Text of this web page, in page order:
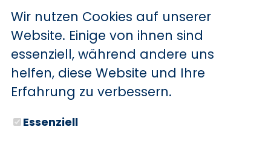
Anodised
Innenausstattung: Interieur Ebony
Instrumentenanzeige TFT-Farbdisplay (12
Zoll)
Karosserie: 5-türig
Kindersicherung elektrisch
Kopfstützen hinten
Wir nutzen Cookies auf unserer
Website. Einige von ihnen sind
essenziell, während andere uns
helfen, diese Website und Ihre
Erfahrung zu verbessern.
Essenziell